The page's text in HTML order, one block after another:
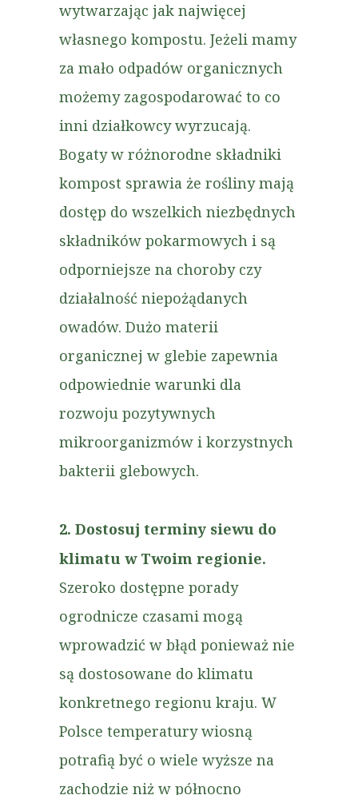
wytwarzając jak najwięcej
własnego kompostu. Jeżeli mamy
za mało odpadów organicznych
możemy zagospodarować to co
inni działkowcy wyrzucają.
Bogaty w różnorodne składniki
kompost sprawia że rośliny mają
dostęp do wszelkich niezbędnych
składników pokarmowych i są
odporniejsze na choroby czy
działalność niepożądanych
owadów. Dużo materii
organicznej w glebie zapewnia
odpowiednie warunki dla
rozwoju pozytywnych
mikroorganizmów i korzystnych
bakterii glebowych.
2. Dostosuj terminy siewu do
klimatu w Twoim regionie.
Szeroko dostępne porady
ogrodnicze czasami mogą
wprowadzić w błąd ponieważ nie
są dostosowane do klimatu
konkretnego regionu kraju. W
Polsce temperatury wiosną
potrafią być o wiele wyższe na
zachodzie niż w północno